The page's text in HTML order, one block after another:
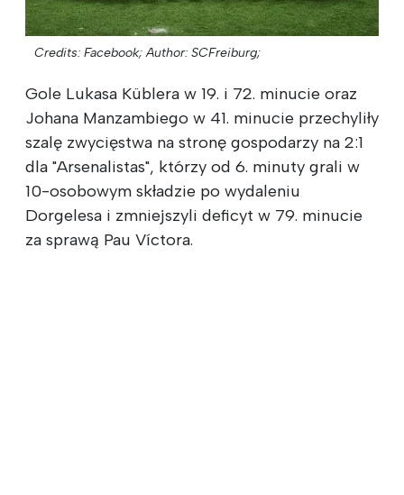
Credits: Facebook; Author: SCFreiburg;
Gole Lukasa Küblera w 19. i 72. minucie oraz
Johana Manzambiego w 41. minucie przechyliły
szalę zwycięstwa na stronę gospodarzy na 2:1
dla "Arsenalistas", którzy od 6. minuty grali w
10-osobowym składzie po wydaleniu
Dorgelesa i zmniejszyli deficyt w 79. minucie
za sprawą Pau Víctora.